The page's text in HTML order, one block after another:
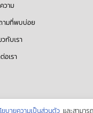
วาม
ามที่พบบ่อย
วกับเรา
อเรา
ยบายความเป็นส่วนตัว และสามา